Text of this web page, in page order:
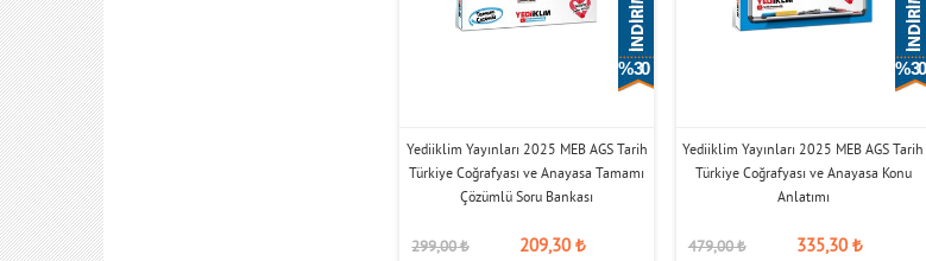
% 30
Yediiklim Yayınları 2025 MEB AGS Tarih
Türkiye Coğrafyası ve Anayasa Tamamı
Çözümlü Soru Bankası
299,00₺ 209,30₺
% 30
Yediiklim Yayınları 2025 MEB AGS Tarih
Türkiye Coğrafyası ve Anayasa Konu
Anlatımı
479,00₺ 335,30₺